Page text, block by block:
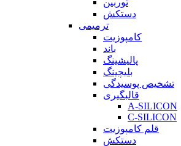
توربین
دستکش
ترمیمی
کامپوزیت
باند
پالیشینگ
بلیچینگ
تشخیص پوسیدگی
قالبگیری
A-SILICON
C-SILICON
قلم کامپوزیت
دستکش